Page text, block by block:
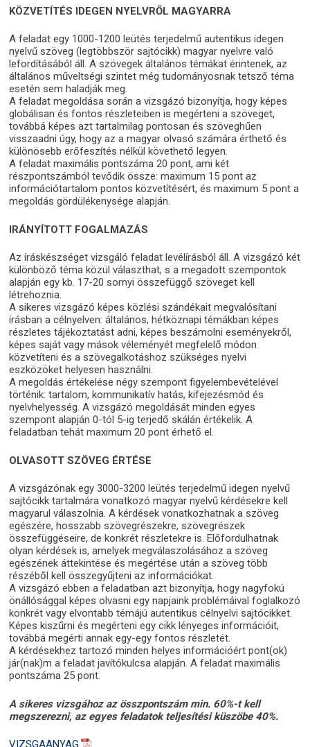
KÖZVETÍTÉS IDEGEN NYELVRŐL MAGYARRA
A feladat egy 1000-1200 leütés terjedelmű autentikus idegen
nyelvű szöveg (legtöbbször sajtócikk) magyar nyelvre való
lefordításából áll. A szövegek általános témákat érintenek, az
általános műveltségi szintet még tudományosnak tetsző téma
esetén sem haladják meg.
A feladat megoldása során a vizsgázó bizonyítja, hogy képes
globálisan és fontos részleteiben is megérteni a szöveget,
továbbá képes azt tartalmilag pontosan és szöveghűen
visszaadni úgy, hogy az a magyar olvasó számára érthető és
különösebb erőfeszítés nélkül követhető legyen.
A feladat maximális pontszáma 20 pont, ami két
részpontszámból tevődik össze: maximum 15 pont az
információtartalom pontos közvetítésért, és maximum 5 pont a
megoldás gördülékenysége alapján.
IRÁNYÍTOTT FOGALMAZÁS
Az íráskészséget vizsgáló feladat levélírásból áll. A vizsgázó két
különböző téma közül választhat, s a megadott szempontok
alapján egy kb. 17-20 sornyi összefüggő szöveget kell
létrehoznia.
A sikeres vizsgázó képes közlési szándékait megvalósítani
írásban a célnyelven: általános, hétköznapi témákban képes
részletes tájékoztatást adni, képes beszámolni eseményekről,
képes saját vagy mások véleményét megfelelő módon
közvetíteni és a szövegalkotáshoz szükséges nyelvi
eszközöket helyesen használni.
A megoldás értékelése négy szempont figyelembevételével
történik: tartalom, kommunikatív hatás, kifejezésmód és
nyelvhelyesség. A vizsgázó megoldását minden egyes
szempont alapján 0-tól 5-ig terjedő skálán értékelik. A
feladatban tehát maximum 20 pont érhető el.
OLVASOTT SZÖVEG ÉRTÉSE
A vizsgázónak egy 3000-3200 leütés terjedelmű idegen nyelvű
sajtócikk tartalmára vonatkozó magyar nyelvű kérdésekre kell
magyarul válaszolnia. A kérdések vonatkozhatnak a szöveg
egészére, hosszabb szövegrészekre, szövegrészek
összefüggéseire, de konkrét részletekre is. Előfordulhatnak
olyan kérdések is, amelyek megválaszolásához a szöveg
egészének áttekintése és megértése után a szöveg több
részéből kell összegyűjteni az információkat.
A vizsgázó ebben a feladatban azt bizonyítja, hogy nagyfokú
önállósággal képes olvasni egy napjaink problémáival foglalkozó
konkrét vagy elvontabb témájú autentikus célnyelvi sajtócikket.
Képes kiszűrni és megérteni egy cikk lényeges információit,
továbbá megérti annak egy-egy fontos részletét.
A kérdésekhez tartozó minden helyes információért pont(ok)
jár(nak)m a feladat javítókulcsa alapján. A feladat maximális
pontszáma 25 pont.
A sikeres vizsgához az összpontszám min. 60%-t kell
megszerezni, az egyes feladatok teljesítési küszöbe 40%.
VIZSGAANYAG